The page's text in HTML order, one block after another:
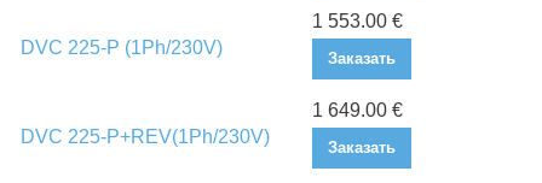
DVC 225-P (1Ph/230V)
1 553.00 €
Заказать
DVC 225-P+REV(1Ph/230V)
1 649.00 €
Заказать